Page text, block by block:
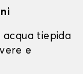
acqua tiepida
e